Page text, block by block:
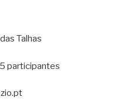
Talhas
participantes